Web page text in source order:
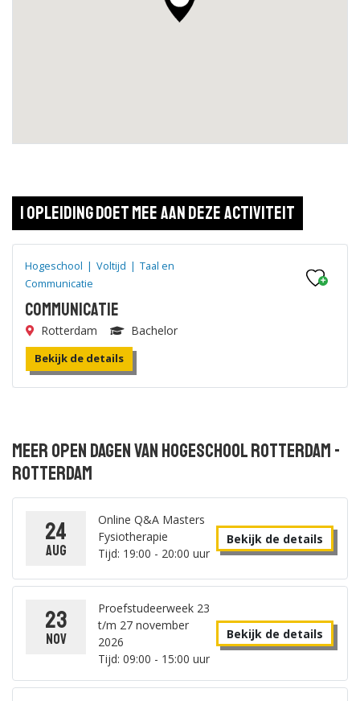
1 opleiding doet mee aan deze activiteit
Hogeschool | Voltijd | Taal en
Communicatie
Communicatie
Rotterdam Bachelor
Bekijk de details
Meer open dagen van Hogeschool Rotterdam -
Rotterdam
24
aug
Online Q&A Masters
Fysiotherapie
Tijd: 19:00 - 20:00 uur
Bekijk de details
23
nov
Proefstudeerweek 23
t/m 27 november
2026
Tijd: 09:00 - 15:00 uur
Bekijk de details